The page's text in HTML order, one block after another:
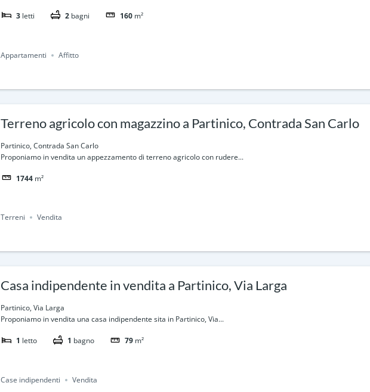
3 letti 2 bagni 160 m²
Appartamenti Affitto
Terreno agricolo con magazzino a Partinico, Contrada San Carlo
Partinico, Contrada San Carlo
Proponiamo in vendita un appezzamento di terreno agricolo con rudere...
1744 m²
Terreni Vendita
Casa indipendente in vendita a Partinico, Via Larga
Partinico, Via Larga
Proponiamo in vendita una casa indipendente sita in Partinico, Via...
1 letto 1 bagno 79 m²
Case indipendenti Vendita